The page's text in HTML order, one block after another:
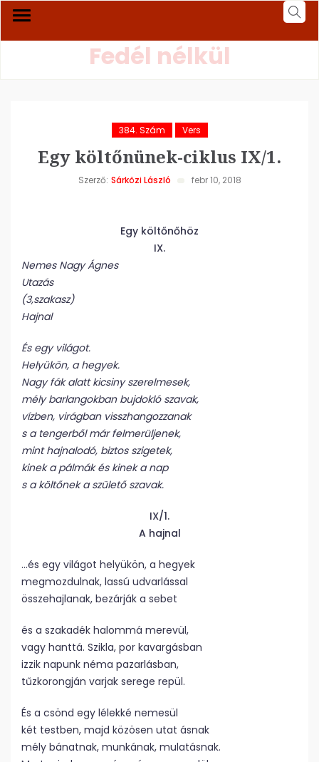
Fedél nélkül
384. Szám Vers
Egy költőnünek-ciklus IX/1.
Szerző: Sárközi László febr 10, 2018
Egy költőnőhöz
IX.
Nemes Nagy Ágnes
Utazás
(3,szakasz)
Hajnal
És egy világot.
Helyükön, a hegyek.
Nagy fák alatt kicsiny szerelmesek,
mély barlangokban bujdokló szavak,
vízben, virágban visszhangozzanak
s a tengerből már felmerüljenek,
mint hajnalodó, biztos szigetek,
kinek a pálmák és kinek a nap
s a költőnek a születő szavak.
IX/1.
A hajnal
…és egy világot helyükön, a hegyek
megmozdulnak, lassú udvarlással
összehajlanak, bezárják a sebet
és a szakadék halommá merevül,
vagy hanttá. Szikla, por kavargásban
izzik napunk néma pazarlásban,
tűzkorongján varjak serege repül.
És a csönd egy lélekké nemesül
két testben, majd közösen utat ásnak
mély bánatnak, munkának, mulatásnak.